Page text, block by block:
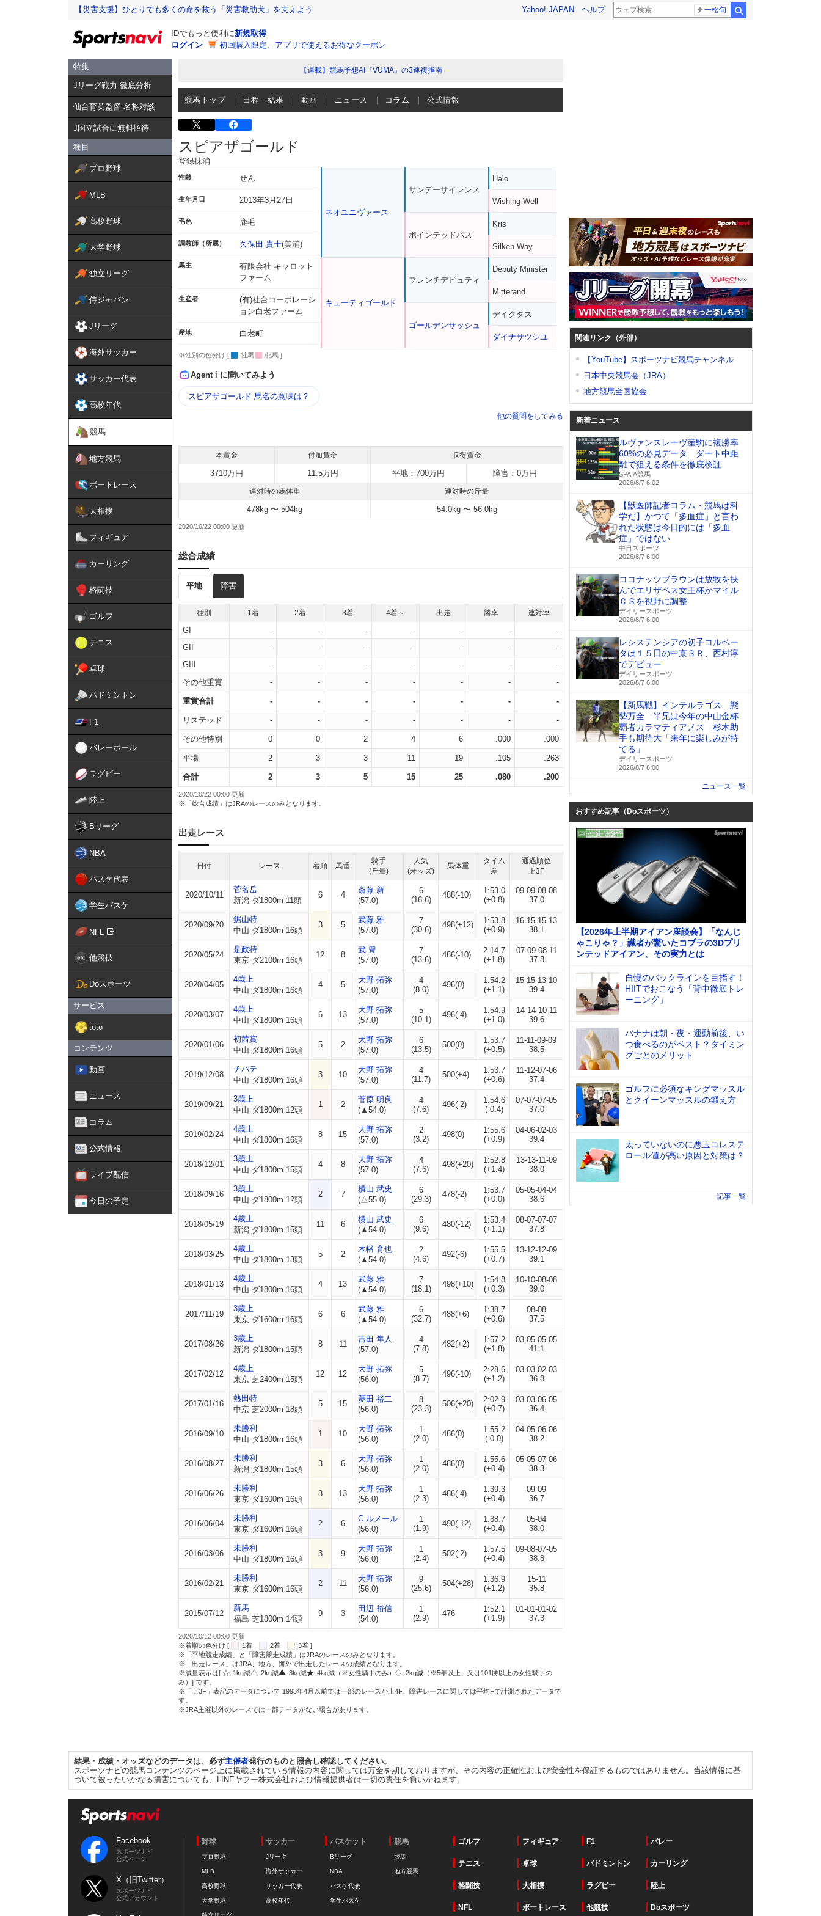
【災害支援】ひとりでも多くの命を救う「災害救助犬」を支えよう Yahoo! JAPAN ヘルプ 一松旬
IDでもっと便利に新規取得
ログイン
初回購入限定、アプリで使えるお得なクーポン
特集
Jリーグ戦力 徹底分析
仙台育英監督 名将対談
J国立試合に無料招待
種目
プロ野球
MLB
高校野球
大学野球
独立リーグ
侍ジャパン
Jリーグ
海外サッカー
サッカー代表
高校年代
競馬
地方競馬
ボートレース
大相撲
フィギュア
カーリング
格闘技
ゴルフ
テニス
卓球
バドミントン
F1
バレーボール
ラグビー
陸上
Bリーグ
NBA
バスケ代表
学生バスケ
NFL
他競技
Doスポーツ
サービス
toto
コンテンツ
動画
ニュース
コラム
公式情報
ライブ配信
今日の予定
【連載】競馬予想AI『VUMA』の3連複指南
競馬トップ 日程・結果 動画 ニュース コラム 公式情報
スピアザゴールド
登録抹消
性齢 せん
生年月日 2013年3月27日
毛色 鹿毛
調教師（所属） 久保田 貴士(美浦)
馬主
有限会社 キャロット
ファーム
生産者
(有)社台コーポレーシ
ョン白老ファーム
産地 白老町
※性別の色分け [ :牡馬 :牝馬 ]
ネオユニヴァース
キューティゴールド
サンデーサイレンス
ポインテッドパス
フレンチデピュティ
ゴールデンサッシュ
Halo
Wishing Well
Kris
Silken Way
Deputy Minister
Mitterand
デイクタス
ダイナサツシユ
Agent i に聞いてみよう
スピアザゴールド 馬名の意味は？
他の質問をしてみる
本賞金 付加賞金 収得賞金
3710万円 11.5万円 平地：700万円 障害：0万円
連対時の馬体重 連対時の斤量
478kg 〜 504kg 54.0kg 〜 56.0kg
2020/10/22 00:00
総合成績
平地 障害
種別 1着 2着 3着 4着～ 出走 勝率 連対率
GI - - - - - -
-
GII
- - - - - -
-
GIII
- - - - - -
-
その他重賞
- - - - - - -
重賞合計 - - - - - - -
リステッド - - - - - - -
その他特別 0 0 2 4 6 .000 .000
平場 2 3 3 11 19 .105 .263
合計 2 3 5 15 25 .080 .200
2020/10/22 00:00 更新
※「総合成績」はJRAのレースのみとなります。
出走レース
日付 レース 着順 馬番
騎手
(斤量)
人気
(オッズ)
馬体重
タイム
差
通過順位
上3F
2020/10/11
菅名岳
新潟 ダ1800m 11頭
6 4
斎藤 新
(57.0)
6
(16.6)
488(-10)
1:53.0
(+0.8)
09-09-08-08
37.0
2020/09/20
鋸山特
中山 ダ1800m 16頭
3 5
武藤 雅
(57.0)
7
(30.6)
498(+12)
1:53.8
(+0.9)
16-15-15-13
38.1
2020/05/24
是政特
東京 ダ2100m 16頭
12 8
武 豊
(57.0)
7
(13.6)
486(-10)
2:14.7
(+1.8)
07-09-08-11
37.8
2020/04/05
4歳上
中山 ダ1800m 16頭
4 5
大野 拓弥
(57.0)
4
(8.0)
496(0)
1:54.2
(+1.1)
15-15-13-10
39.4
2020/03/07
4歳上
中山 ダ1800m 16頭
6 13
大野 拓弥
(57.0)
5
(10.1)
496(-4)
1:54.9
(+1.0)
14-14-10-11
39.6
2020/01/06
初茜賞
中山 ダ1800m 16頭
5 2
大野 拓弥
(57.0)
6
(13.5)
500(0)
1:53.7
(+0.5)
11-11-09-09
38.5
2019/12/08
チバテ
中山 ダ1800m 16頭
3 10
大野 拓弥
(57.0)
4
(11.7)
500(+4)
1:53.7
(+0.6)
11-12-07-06
37.4
2019/09/21
3歳上
中山 ダ1800m 12頭
1 2
菅原 明良
(▲54.0)
4
(7.6)
496(-2)
1:54.6
(-0.4)
07-07-07-05
37.0
2019/02/24
4歳上
中山 ダ1800m 16頭
8 15
大野 拓弥
(57.0)
2
(3.2)
498(0)
1:55.6
(+0.9)
04-06-02-03
39.4
2018/12/01
3歳上
中山 ダ1800m 15頭
4 8
大野 拓弥
(57.0)
4
(7.6)
498(+20)
1:52.8
(+1.4)
13-13-11-09
38.0
2018/09/16
3歳上
中山 ダ1800m 12頭
2 7
横山 武史
(△55.0)
6
(29.3)
478(-2)
1:53.7
(+0.0)
05-05-04-04
38.6
2018/05/19
4歳上
新潟 ダ1800m 15頭
11 6
横山 武史
(▲54.0)
6
(9.6)
480(-12)
1:53.4
(+1.1)
08-07-07-07
37.8
2018/03/25
4歳上
中山 ダ1800m 13頭
5 2
木幡 育也
(▲54.0)
2
(4.6)
492(-6)
1:55.5
(+0.7)
13-12-12-09
39.1
2018/01/13
4歳上
中山 ダ1800m 16頭
4 13
武藤 雅
(▲54.0)
7
(18.1)
498(+10)
1:54.8
(+0.3)
10-10-08-08
39.0
2017/11/19
3歳上
東京 ダ1600m 16頭
6 6
武藤 雅
(▲54.0)
6
(32.7)
488(+6)
1:38.7
(+0.6)
08-08
37.5
2017/08/26
3歳上
新潟 ダ1800m 15頭
8 11
吉田 隼人
(57.0)
4
(7.8)
482(+2)
1:57.2
(+1.8)
03-05-05-05
41.1
2017/02/12
4歳上
東京 芝2400m 15頭
12 12
大野 拓弥
(56.0)
5
(8.7)
496(-10)
2:28.6
(+1.2)
03-03-02-03
36.8
2017/01/16
熱田特
中京 芝2000m 18頭
5 15
菱田 裕二
(56.0)
8
(23.3)
506(+20)
2:02.9
(+0.7)
03-03-06-05
36.4
2016/09/10
未勝利
中山 ダ1800m 16頭
1 10
大野 拓弥
(56.0)
1
(2.0)
486(0)
1:55.2
(-0.0)
04-05-06-06
38.2
2016/08/27
未勝利
新潟 ダ1800m 15頭
3 6
大野 拓弥
(56.0)
1
(2.0)
486(0)
1:55.6
(+0.4)
05-05-07-06
38.3
2016/06/26
未勝利
東京 ダ1600m 16頭
3 13
大野 拓弥
(56.0)
1
(2.3)
486(-4)
1:39.3
(+0.4)
09-09
36.7
2016/06/04
未勝利
東京 ダ1600m 16頭
2 6
C.ルメール
(56.0)
1
(1.9)
490(-12)
1:38.7
(+0.4)
05-04
38.0
2016/03/06
未勝利
中山 ダ1800m 16頭
3 9
大野 拓弥
(56.0)
1
(2.4)
502(-2)
1:57.5
(+0.4)
09-08-07-05
38.8
2016/02/21
未勝利
東京 ダ1600m 16頭
2 11
大野 拓弥
(56.0)
9
(25.6)
504(+28)
1:36.9
(+1.2)
15-11
35.8
2015/07/12
新馬
福島 芝1800m 14頭
9 3
田辺 裕信
(54.0)
1
(2.9)
476
1:52.1
(+1.9)
01-01-01-02
37.3
2020/10/12 00:00 更新
※着順の色分け [
:1着 :2着
:3着 ]
※「平地競走成績」と「障害競走成績」はJRAのレースのみとなります。
※「出走レース」はJRA、地方、海外で出走したレースの成績となります。
※減量表示は[
:1kg減 :2kg減 :3kg減 :4kg減（※女性騎手のみ）
:2kg減（※5年以上、又は101勝以上の女性騎手の
み）] です。
※「上3F」表記のデータについて 1993年4月以前では一部のレースが上4F、障害レースに関しては平均Fで計測されたデータで
す。
※JRA主催以外のレースでは一部データがない場合があります。
関連リンク（外部）
【YouTube】スポーツナビ競馬チャンネル
日本中央競馬会（JRA）
地方競馬全国協会
新着ニュース
ルヴァンスレーヴ産駒に複勝率
60%の必見データ ダート中距
離で狙える条件を徹底検証
SPAIA競馬
2026/8/7 6:02
【獣医師記者コラム・競馬は科
学だ】かつて「多血症」と言わ
れた状態は今日的には「多血
症」ではない
中日スポーツ
2026/8/7 6:00
ココナッツブラウンは放牧を挟
んでエリザベス女王杯かマイル
ＣＳを視野に調整
デイリースポーツ
2026/8/7 6:00
レシステンシアの初子コルベー
タは１５日の中京３Ｒ、西村淳
でデビュー
デイリースポーツ
2026/8/7 6:00
【新馬戦】インテルラゴス 態
勢万全 半兄は今年の中山金杯
覇者カラマティアノス 杉木助
手も期待大「来年に楽しみが持
てる」
デイリースポーツ
2026/8/7 6:00
ニュース一覧
おすすめ記事（Doスポーツ）
【2026年上半期アイアン座談会】「なんじ
ゃこりゃ？」識者が驚いたコブラの3Dプリ
ンテッドアイアン、その実力とは
自慢のバックラインを目指す！
HIITでおこなう「背中徹底トレ
ーニング」
バナナは朝・夜・運動前後、い
つ食べるのがベスト？タイミン
グごとのメリット
ゴルフに必須なキングマッスル
とクイーンマッスルの鍛え方
太っていないのに悪玉コレステ
ロール値が高い原因と対策は？
記事一覧
結果・成績・オッズなどのデータは、必ず主催者発行のものと照合し確認してください。
スポーツナビの競馬コンテンツのページ上に掲載されている情報の内容に関しては万全を期しておりますが、その内容の正確性および安全性を保証するものではありません。当該情報に基
づいて被ったいかなる損害についても、LINEヤフー株式会社および情報提供者は一切の責任を負いかねます。
Facebook
スポーツナビ
公式ページ
X（旧Twitter）
スポーツナビ
公式アカウント
野球
プロ野球
MLB
高校野球
大学野球
サッカー
Jリーグ
海外サッカー
サッカー代表
高校年代
バスケット
Bリーグ
NBA
バスケ代表
学生バスケ
競馬
競馬
地方競馬
ゴルフ フィギュア F1 バレー
テニス 卓球 バドミントン カーリング
格闘技 大相撲 ラグビー 陸上
NFL ボートレース 他競技 Doスポーツ